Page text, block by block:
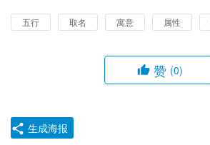
五行 取名 寓意 属性
赞 (0)
生成海报